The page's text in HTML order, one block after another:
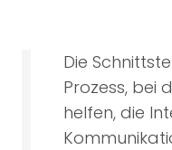
Die
Prozess, bei
helfen, die